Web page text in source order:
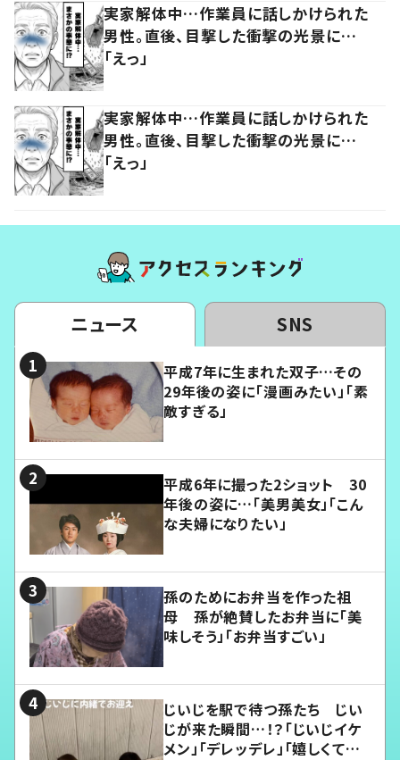
実家解体中…作業員に話しかけられた
男性。直後、目撃した衝撃の光景に…
「えっ」
実家解体中…作業員に話しかけられた
男性。直後、目撃した衝撃の光景に…
「えっ」
ニュース SNS
平成7年に生まれた双子…その
29年後の姿に「漫画みたい」「素
敵すぎる」
平成6年に撮った2ショット 30
年後の姿に…「美男美女」「こん
な夫婦になりたい」
孫のためにお弁当を作った祖
母 孫が絶賛したお弁当に「美
味しそう」「お弁当すごい」
じいじを駅で待つ孫たち じい
じが来た瞬間…！？「じいじイケ
メン」「デレッデレ」「嬉しくて可